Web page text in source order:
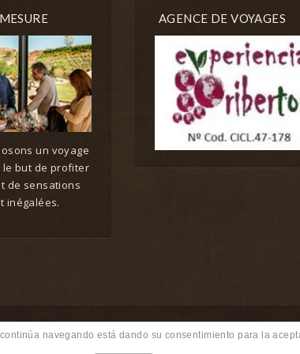
un voyage
but de profiter
de sensations
inégalées.
AGENCE DE VOYAGES
navegando está dando su consentimiento para la